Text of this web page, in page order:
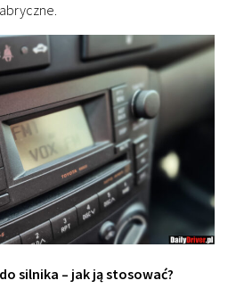
silnika – jak ją stosować?